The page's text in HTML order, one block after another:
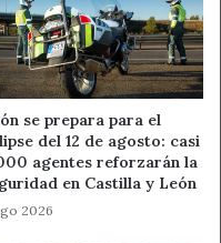
y otras–.
de gestación y
–hasta los 6 meses tras
vacunado durante el
que tienen alto
y sociosanitarios
se prepara para el
del 12 de agosto: casi
agentes reforzarán la
en Castilla y León
2026